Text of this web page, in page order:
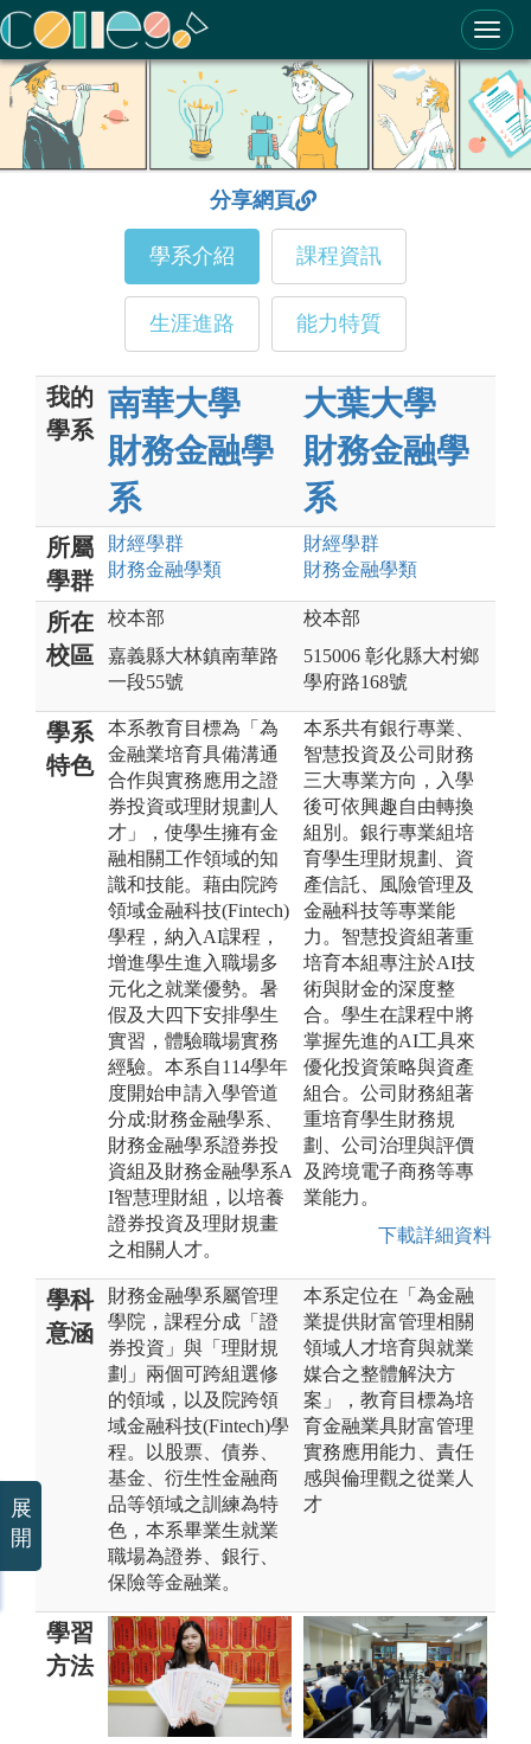
ColleGo! 大學選才與高中育才輔助系統
分享網頁
學系介紹 課程資訊
生涯進路 能力特質
我的
學系
南華大學
財務金融學
系
大葉大學
財務金融學
系
所屬
學群
財經學群
財務金融學類
財經學群
財務金融學類
所在
校區
校本部
嘉義縣大林鎮南華路
一段55號
校本部
515006 彰化縣大村鄉
學府路168號
學系
特色
本系教育目標為「為
金融業培育具備溝通
合作與實務應用之證
券投資或理財規劃人
才」，使學生擁有金
融相關工作領域的知
識和技能。藉由院跨
領域金融科技(Fintech)
學程，納入AI課程，
增進學生進入職場多
元化之就業優勢。暑
假及大四下安排學生
實習，體驗職場實務
經驗。本系自114學年
度開始申請入學管道
分成:財務金融學系、
財務金融學系證券投
資組及財務金融學系A
I智慧理財組，以培養
證券投資及理財規畫
之相關人才。
本系共有銀行專業、
智慧投資及公司財務
三大專業方向，入學
後可依興趣自由轉換
組別。銀行專業組培
育學生理財規劃、資
產信託、風險管理及
金融科技等專業能
力。智慧投資組著重
培育本組專注於AI技
術與財金的深度整
合。學生在課程中將
掌握先進的AI工具來
優化投資策略與資產
組合。公司財務組著
重培育學生財務規
劃、公司治理與評價
及跨境電子商務等專
業能力。
下載詳細資料
學科
意涵
財務金融學系屬管理
學院，課程分成「證
券投資」與「理財規
劃」兩個可跨組選修
的領域，以及院跨領
域金融科技(Fintech)學
程。以股票、債券、
基金、衍生性金融商
品等領域之訓練為特
色，本系畢業生就業
職場為證券、銀行、
保險等金融業。
本系定位在「為金融
業提供財富管理相關
領域人才培育與就業
媒合之整體解決方
案」，教育目標為培
育金融業具財富管理
實務應用能力、責任
感與倫理觀之從業人
才
學習
方法
展
開